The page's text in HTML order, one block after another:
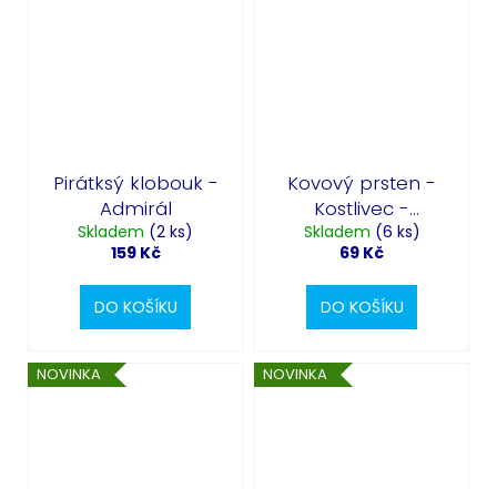
Pirátksý klobouk -
Admirál
Skladem (2 ks)
159 Kč
DO KOŠÍKU
Kovový prsten -
Kostlivec -
Halloween
Skladem (6 ks)
69 Kč
DO KOŠÍKU
NOVINKA NOVINKA